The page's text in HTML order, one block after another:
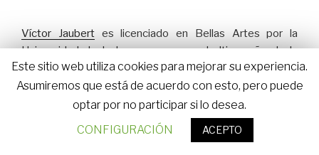
Víctor Jaubertes licenciado en Bellas Artes por la
Universidad de la Laguna y curso el ultimo año de la
licenciatura en la opcion Comunicacion, en Escuela
superior de Bellas Artes en Toulouse, Francia. En el 2004
gano el Primer premio en el certamen de comic e
ilustracion, en la categoria de ilustracion a color,
organizado por la Direccion General de Juventud y
Este sitio web utiliza cookies para mejorar su experiencia.
Asumiremos que está de acuerdo con esto, pero puede
optar por no participar si lo desea.
CONFIGURACIÓN
ACEPTO